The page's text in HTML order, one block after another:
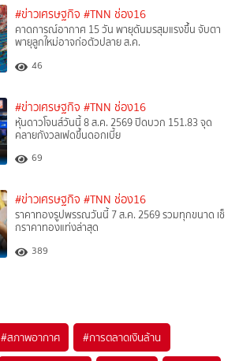
#ข่าวเศรษฐกิจ #TNN ช่อง16
คาดการณ์อากาศ 15 วัน พายุดันมรสุมแรงขึ้น จับตา
พายุลูกใหม่อาจก่อตัวปลาย ส.ค.
46
#ข่าวเศรษฐกิจ #TNN ช่อง16
หุ้นดาวโจนส์วันนี้ 8 ส.ค. 2569 ปิดบวก 151.83 จุด
คลายกังวลเฟดขึ้นดอกเบี้ย
69
#ข่าวเศรษฐกิจ #TNN ช่อง16
ราคาทองรูปพรรณวันนี้ 7 ส.ค. 2569 รวมทุกขนาด เช็
กราคาทองแท่งล่าสุด
389
#สภาพอากาศ #การตลาดเงินล้าน